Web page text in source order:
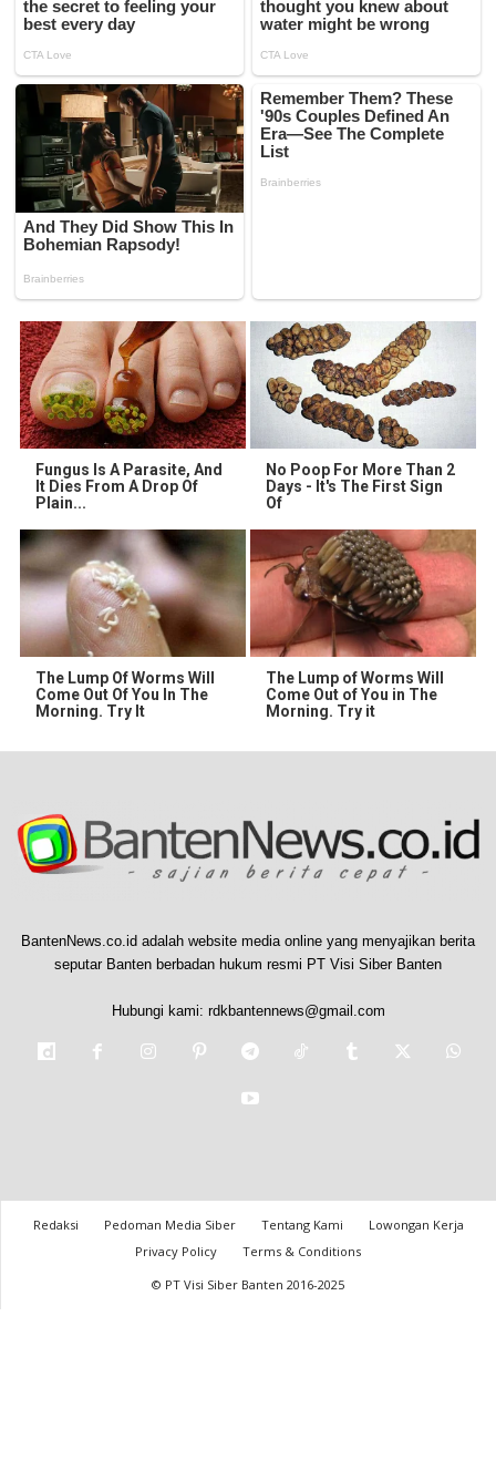
Fungus Is A Parasite, And
It Dies From A Drop Of
Plain...
No Poop For More Than 2
Days - It's The First Sign
Of
The Lump Of Worms Will
Come Out Of You In The
Morning. Try It
The Lump of Worms Will
Come Out of You in The
Morning. Try it
BantenNews.co.id adalah website media online yang menyajikan berita
seputar Banten berbadan hukum resmi PT Visi Siber Banten
Hubungi kami: rdkbantennews@gmail.com
Redaksi Pedoman Media Siber Tentang Kami
Lowongan Kerja
Privacy Policy
Terms & Conditions
© PT Visi Siber Banten 2016-2025